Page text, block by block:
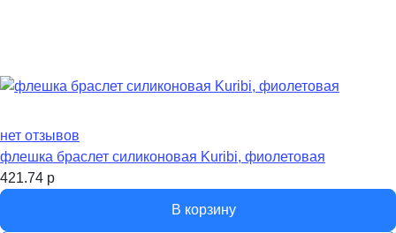
нет отзывов
флешка браслет силиконовая Kuribi, фиолетовая
421.74 р
В корзину